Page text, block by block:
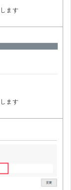
ます
ます